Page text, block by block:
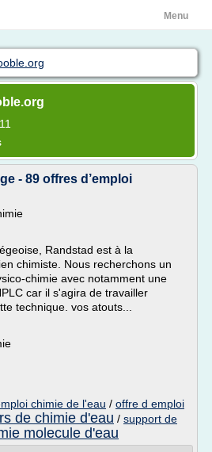
Menu
- 89 offres d’emploi
Randstad est à la
chimiste. Nous recherchons un
chimie avec notamment une
car il s'agira de travailler
technique. vos atouts...
chimie de l'eau / offre d emploi
de chimie d'eau / support de
molecule d'eau